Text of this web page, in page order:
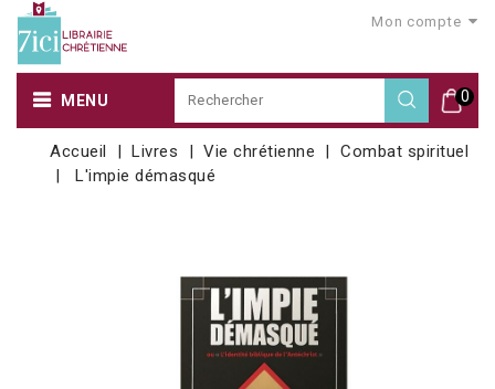
Mon compte
0
MENU
Accueil Livres Vie chrétienne
Combat spirituel
L'impie démasqué